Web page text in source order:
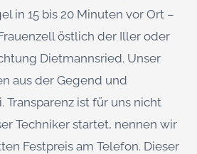
in 15 bis 20 Minuten vor Ort –
östlich der Iller oder
Dietmannsried. Unser
aus der Gegend und
Transparenz ist für uns nicht
Techniker startet, nennen wir
Festpreis am Telefon. Dieser